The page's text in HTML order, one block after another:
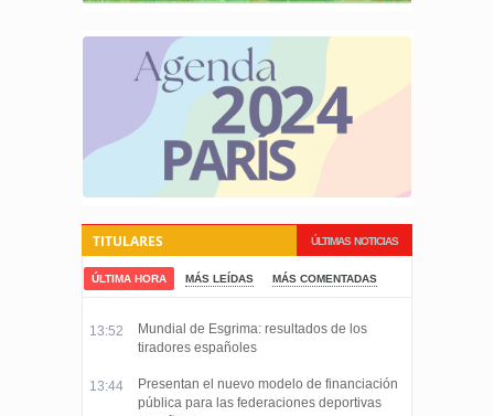
ÚLTIMAS NOTICIAS
TITULARES
ÚLTIMA HORA MÁS LEÍDAS MÁS COMENTADAS
13:52
Mundial de Esgrima: resultados de los
tiradores españoles
13:44
Presentan el nuevo modelo de financiación
pública para las federaciones deportivas